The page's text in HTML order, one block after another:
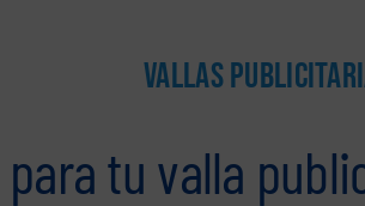
VALLAS
tu valla